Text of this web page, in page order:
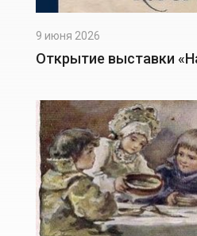
9 июня 2026
Открытие выставки